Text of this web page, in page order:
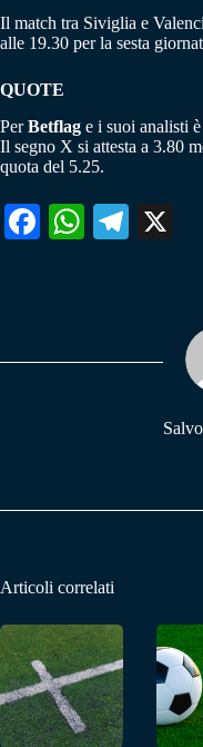
Il match tra Siviglia e
alle 19.30 per la sesta
QUOTE
PerBetflag e i suoi analisti
Il segno X si attesta a 3.80
quota del 5.25.
Fa W
pp
Te
m
Articoli correlati